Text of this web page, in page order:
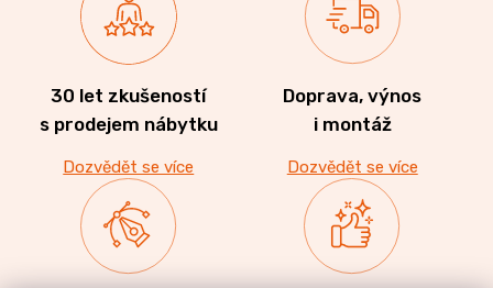
30 let zkušeností
s prodejem nábytku
Dozvědět se více
Doprava, výnos
i montáž
Dozvědět se více